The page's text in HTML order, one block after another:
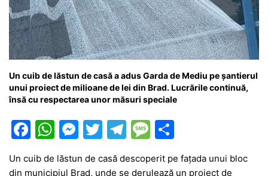
Un cuib de lăstun de casă a adus Garda de Mediu pe șantierul
unui proiect de milioane de lei din Brad. Lucrările continuă,
însă cu respectarea unor măsuri speciale
F
a
c
W
at
M
s
T
itt
T
e
M
e
s
ar
ta
Un cuib de lăstun de casă descoperit pe fațada unui bloc
din municipiul Brad, unde se derulează un proiect de